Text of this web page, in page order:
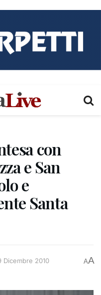
con
e San
e
Santa
Dicembre 2010 AA